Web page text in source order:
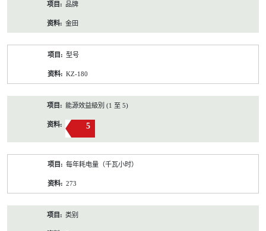
品牌
金田
型号
KZ-180
能源效益級別 (1 至 5)
5
每年耗电量（千瓦小时）
273
类别